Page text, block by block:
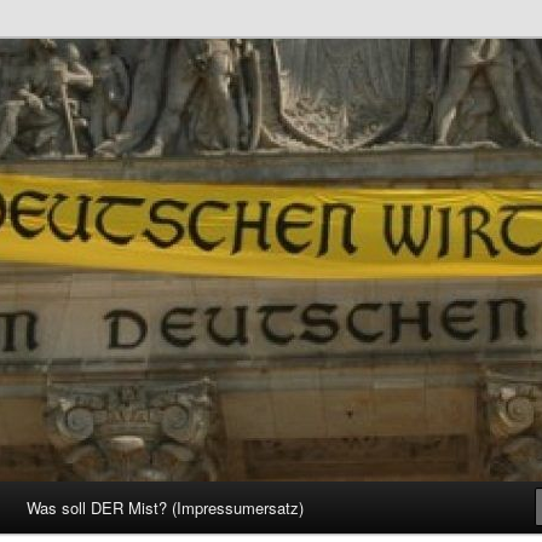
Was soll DER Mist? (Impressumersatz)